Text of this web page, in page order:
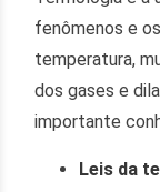
fenômenos e
temperatura,
dos gases e
importante
Leis da